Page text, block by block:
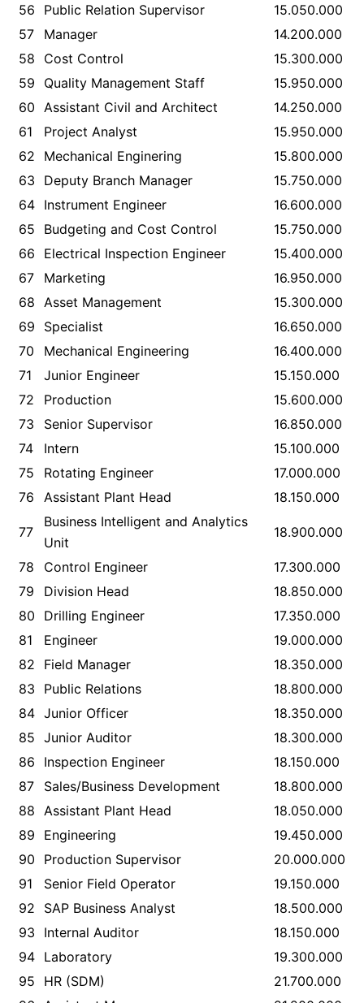
56
Public Relation Supervisor
15.050.000
57
Manager
14.200.000
58
Cost Control
15.300.000
59
Quality Management Staff
15.950.000
60
Assistant Civil and Architect
14.250.000
61
Project Analyst
15.950.000
62
Mechanical Enginering
15.800.000
63
Deputy Branch Manager
15.750.000
64 Instrument Engineer
16.600.000
65
Budgeting and Cost Control
15.750.000
66
Electrical Inspection Engineer
15.400.000
67
Marketing
16.950.000
68
Asset Management
15.300.000
69
Specialist
16.650.000
70
Mechanical Engineering
16.400.000
71
Junior Engineer
15.150.000
72
Production
15.600.000
73
Senior Supervisor
16.850.000
74
Intern
15.100.000
75
Rotating Engineer
17.000.000
76
Assistant Plant Head 18.150.000
77
Business Intelligent and Analytics
Unit
18.900.000
78 Control Engineer
17.300.000
79
Division Head
18.850.000
80
Drilling Engineer
17.350.000
81
Engineer
19.000.000
82
Field Manager
18.350.000
83
Public Relations
18.800.000
84 Junior Officer
18.350.000
85 Junior Auditor
18.300.000
86
Inspection Engineer
18.150.000
87
Sales/Business Development
18.800.000
88
Assistant Plant Head
18.050.000
89
Engineering
19.450.000
90
Production Supervisor
20.000.000
91
Senior Field Operator
19.150.000
92
SAP Business Analyst
18.500.000
93
Internal Auditor
18.150.000
94 Laboratory
19.300.000
95
HR (SDM)
21.700.000